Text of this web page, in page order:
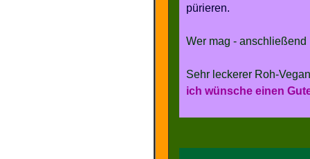
pürieren.
Wer mag -
Sehr leckerer Roh-
ich wünsche einen